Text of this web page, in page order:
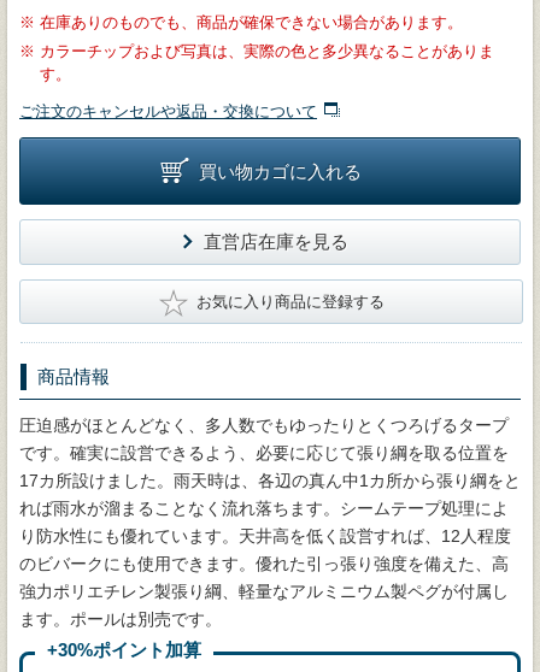
※ 在庫ありのものでも、商品が確保できない場合があります。
※ カラーチップおよび写真は、実際の色と多少異なることがありま
す。
ご注文のキャンセルや返品・交換について
買い物カゴに入れる
直営店在庫を見る
★ お気に入り商品に登録する
商品情報
圧迫感がほとんどなく、多人数でもゆったりとくつろげるタープ
です。確実に設営できるよう、必要に応じて張り綱を取る位置を
17カ所設けました。雨天時は、各辺の真ん中1カ所から張り綱をと
れば雨水が溜まることなく流れ落ちます。シームテープ処理によ
り防水性にも優れています。天井高を低く設営すれば、12人程度
のビバークにも使用できます。優れた引っ張り強度を備えた、高
強力ポリエチレン製張り綱、軽量なアルミニウム製ペグが付属し
ます。ポールは別売です。
+30%ポイント加算